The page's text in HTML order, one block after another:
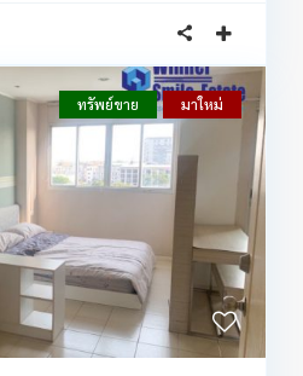
ทรัพย์ขาย มาใหม่